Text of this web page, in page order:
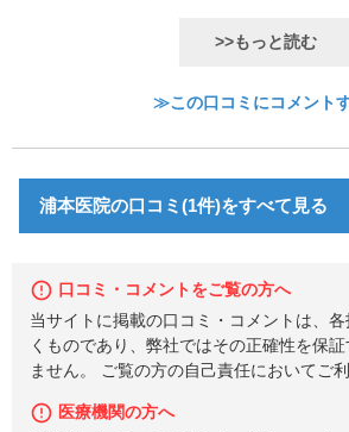
>>もっと読む
≫この口コミにコメント
浦本医院の口コミ(1件)をすべて見る
口コミ・コメントをご覧の方へ
当サイトに掲載の口コミ・コメントは、
くものであり、弊社ではその正確性を保
ません。 ご覧の方の自己責任においてご利
医療機関の方へ